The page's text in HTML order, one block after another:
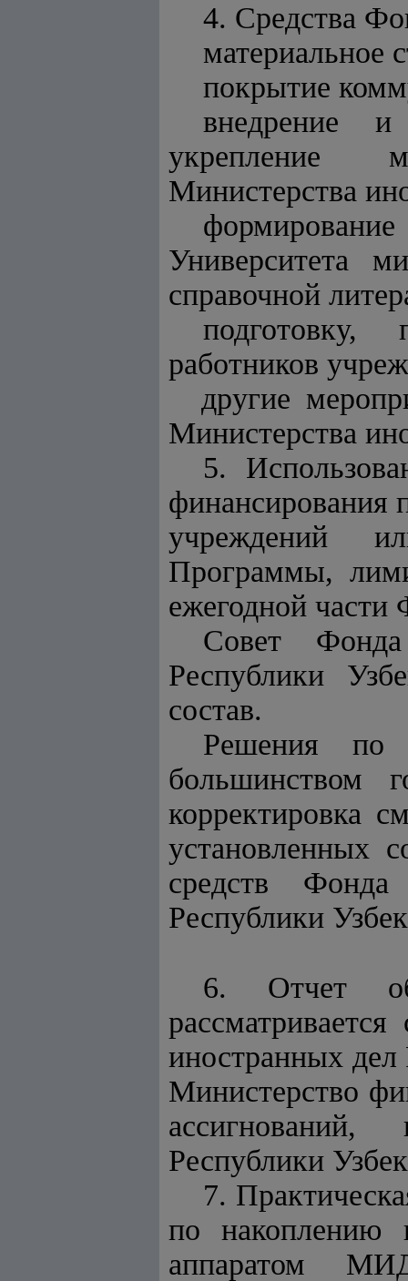
4. Средства
материальное
покрытие
внедрение и
укрепление
Министерства
Университета
справочной
подготовку,
работников
другие
Министерства
5.
финансирования
учреждений
Программы,
ежегодной части
Совет Фонда
Республики
состав.
Решения по
большинством
корректировка
установленных
средств
Республики
6. Отчет об
иностранных дел
Министерство
Республики
7.
по накоплению
аппаратом